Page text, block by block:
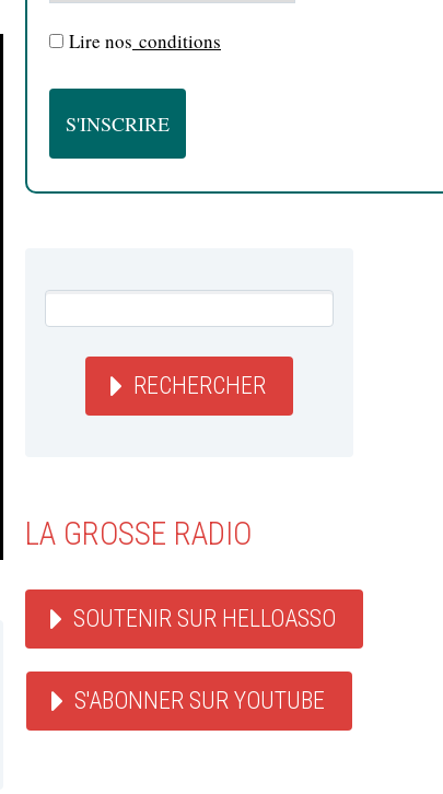
Lire nos conditions
RECHERCHER
LA GROSSE RADIO
SOUTENIR SUR HELLOASSO
S'ABONNER SUR YOUTUBE